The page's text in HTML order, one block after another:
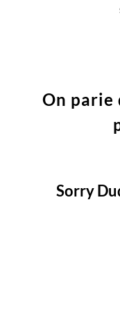
On parie
Sorry